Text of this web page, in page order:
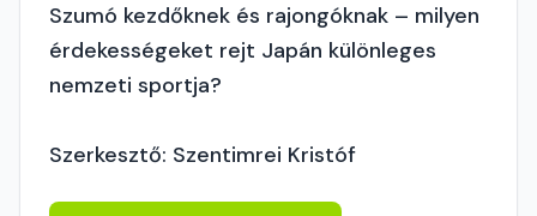
Szumó kezdőknek és rajongóknak – milyen
érdekességeket rejt Japán különleges
nemzeti sportja?
Szerkesztő: Szentimrei Kristóf